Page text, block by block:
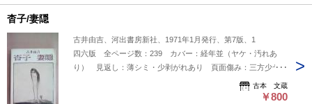
杳子/妻隠
古井由吉、河出書房新社、1971年1月発行、第7版、1
四六版 全ページ数：239 カバー：経年並（ヤケ・汚れあ
り） 見返し：薄シミ・少剥がれあり 頁面傷み：三方少ヤ
ケ・シミ（多） 書き込み線引きなく、本文良好 中身に小シ
古本 文蔵
￥800